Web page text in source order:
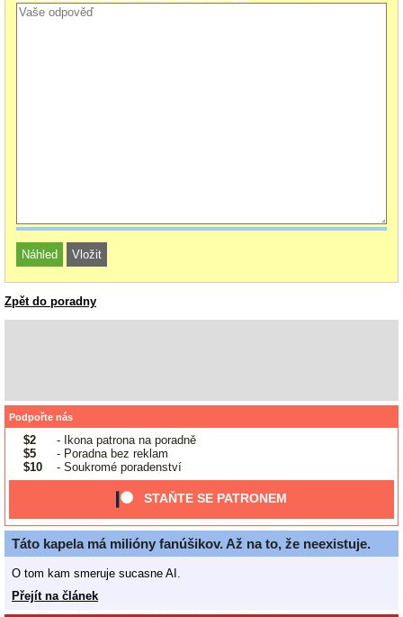
Zpět do poradny
Podpořte nás
$2
- Ikona patrona na poradně
$5
- Poradna bez reklam
$10
- Soukromé poradenství
STAŇTE SE PATRONEM
Táto kapela má milióny fanúšikov. Až na to, že neexistuje.
O tom kam smeruje sucasne AI.
Přejít na článek